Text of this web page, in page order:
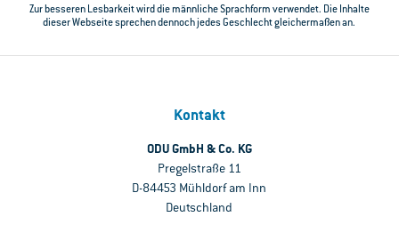
Zur besseren Lesbarkeit wird die männliche Sprachform verwendet. Die Inhalte
dieser Webseite sprechen dennoch jedes Geschlecht gleichermaßen an.
Kontakt
ODU GmbH & Co. KG
Pregelstraße 11
D-84453 Mühldorf am Inn
Deutschland